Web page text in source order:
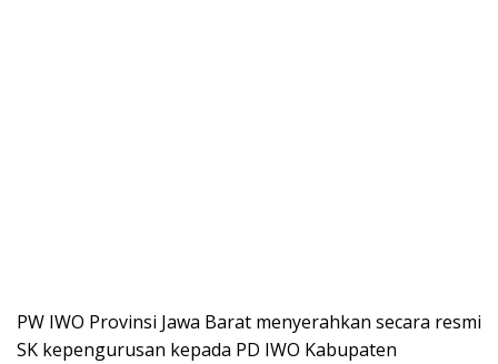
PW IWO Provinsi Jawa Barat menyerahkan secara resmi
SK kepengurusan kepada PD IWO Kabupaten